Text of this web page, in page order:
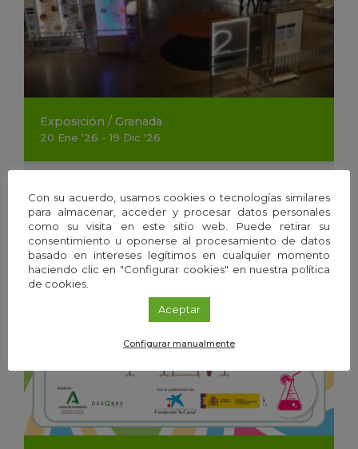
Exposición / Granada
20 Ene '26 - 19 Dic '26
Con su acuerdo, usamos cookies o tecnologías similares
para almacenar, acceder y procesar datos personales
como su visita en este sitio web. Puede retirar su
consentimiento u oponerse al procesamiento de datos
basado en intereses legítimos en cualquier momento
haciendo clic en "Configurar cookies" en nuestra política
de cookies.
Aceptar
Configurar manualmente